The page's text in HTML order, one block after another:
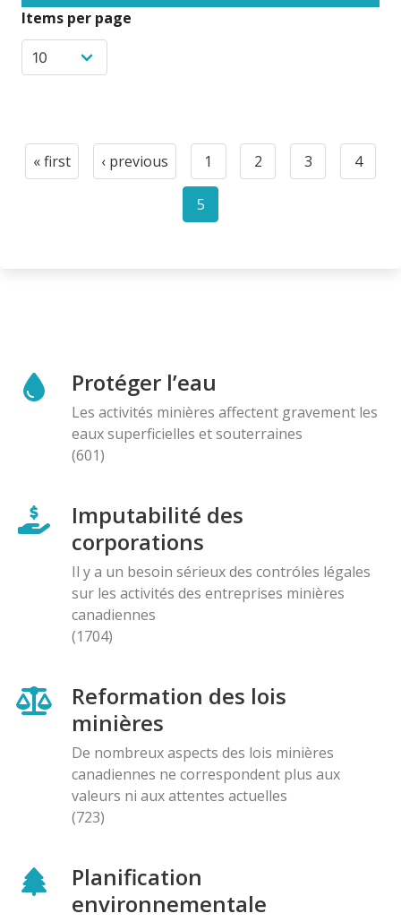
Items per page
Pagination
First
« first
Previous
‹ previous
Page
1
Page
2
Page
3
Page
4
Current
5
Protéger l’eau
Les activités minières affectent gravement les
eaux superficielles et souterraines
(601)
Imputabilité des
corporations
Il y a un besoin sérieux des contróles légales
sur les activités des entreprises minières
canadiennes
(1704)
Reformation des lois
minières
De nombreux aspects des lois minières
canadiennes ne correspondent plus aux
valeurs ni aux attentes actuelles
(723)
Planification
environnementale